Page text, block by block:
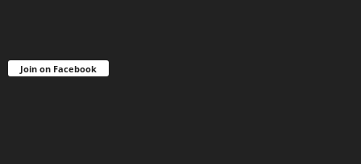
Join on Facebook